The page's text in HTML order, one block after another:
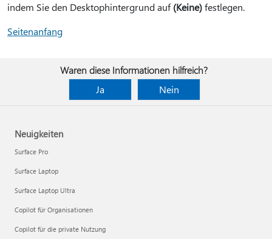
indem Sie den Desktophintergrund auf(Keine)festlegen.
Seitenanfang
Waren diese Informationen hilfreich?
Ja
Nein
Neuigkeiten
Surface Pro
Surface Laptop
Surface Laptop Ultra
Copilot für Organisationen
Copilot für die private Nutzung